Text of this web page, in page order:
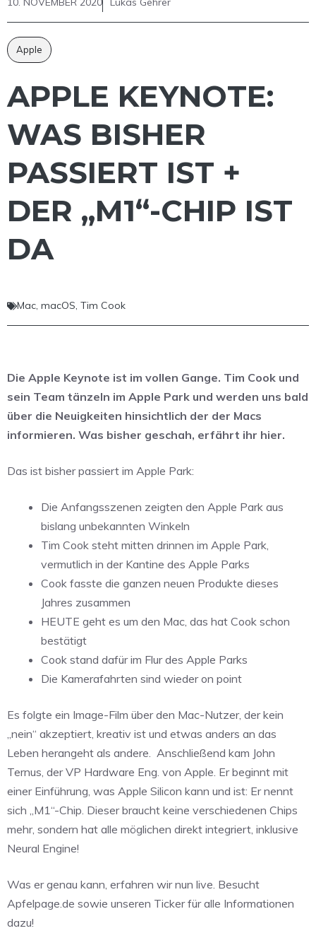
Apple
APPLE KEYNOTE:
WAS BISHER
PASSIERT IST +
DER „M1“-CHIP IST
DA
Mac, macOS, Tim Cook
Die Apple Keynote ist im vollen Gange. Tim Cook und
sein Team tänzeln im Apple Park und werden uns bald
über die Neuigkeiten hinsichtlich der der Macs
informieren. Was bisher geschah, erfährt ihr hier.
Das ist bisher passiert im Apple Park:
Die Anfangsszenen zeigten den Apple Park aus
bislang unbekannten Winkeln
Tim Cook steht mitten drinnen im Apple Park,
vermutlich in der Kantine des Apple Parks
Cook fasste die ganzen neuen Produkte dieses
Jahres zusammen
HEUTE geht es um den Mac, das hat Cook schon
bestätigt
Cook stand dafür im Flur des Apple Parks
Die Kamerafahrten sind wieder on point
Es folgte ein Image-Film über den Mac-Nutzer, der kein
„nein“ akzeptiert, kreativ ist und etwas anders an das
Leben herangeht als andere. Anschließend kam John
Ternus, der VP Hardware Eng. von Apple. Er beginnt mit
einer Einführung, was Apple Silicon kann und ist: Er nennt
sich „M1“-Chip. Dieser braucht keine verschiedenen Chips
mehr, sondern hat alle möglichen direkt integriert, inklusive
Neural Engine!
Was er genau kann, erfahren wir nun live. Besucht
Apfelpage.de sowie unseren Ticker für alle Informationen
dazu!